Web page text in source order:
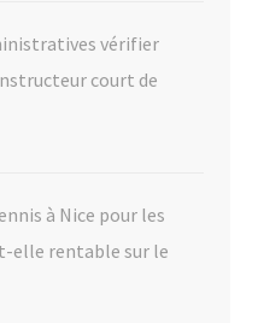
vérifier
court de
à Nice pour les
elle rentable sur le